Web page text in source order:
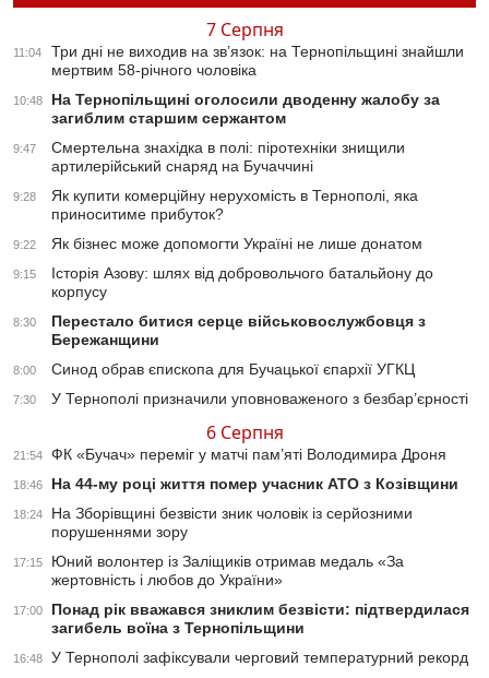
7 Серпня
11:04
Три дні не виходив на зв’язок: на Тернопільщині знайшли
мертвим 58-річного чоловіка
10:48
На Тернопільщині оголосили дводенну жалобу за
загиблим старшим сержантом
9:47
Смертельна знахідка в полі: піротехніки знищили
артилерійський снаряд на Бучаччині
9:28
Як купити комерційну нерухомість в Тернополі, яка
приноситиме прибуток?
9:22 Як бізнес може допомогти Україні не лише донатом
9:15
Історія Азову: шлях від добровольчого батальйону до
корпусу
8:30
Перестало битися серце військовослужбовця з
Бережанщини
8:00 Синод обрав єпископа для Бучацької єпархії УГКЦ
7:30 У Тернополі призначили уповноваженого з безбар’єрності
6 Серпня
21:54 ФК «Бучач» переміг у матчі пам’яті Володимира Дроня
18:46 На 44-му році життя помер учасник АТО з Козівщини
18:24
На Зборівщині безвісти зник чоловік із серйозними
порушеннями зору
17:15
Юний волонтер із Заліщиків отримав медаль «За
жертовність і любов до України»
17:00
Понад рік вважався зниклим безвісти: підтвердилася
загибель воїна з Тернопільщини
16:48 У Тернополі зафіксували черговий температурний рекорд